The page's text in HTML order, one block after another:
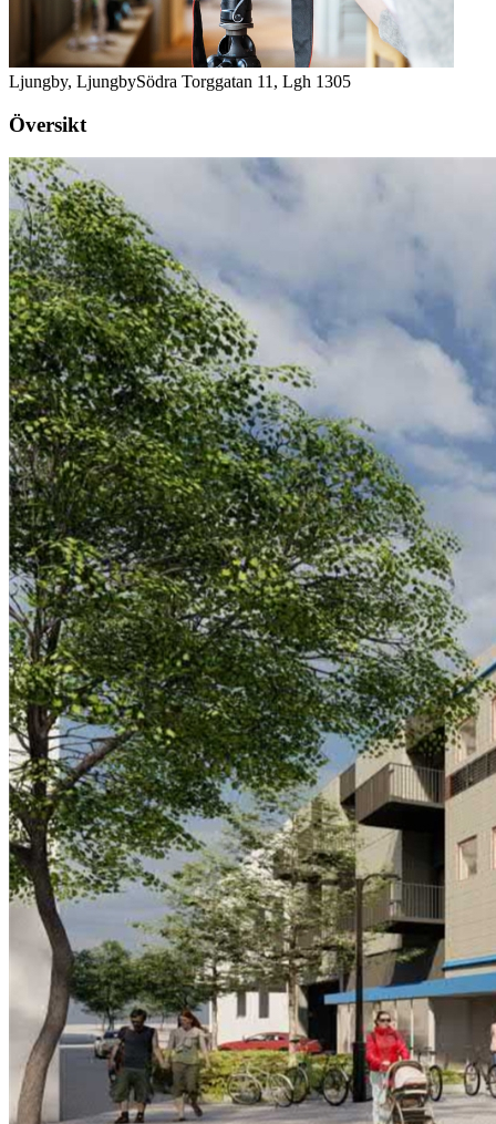
Ljungby, LjungbySödra Torggatan 11, Lgh 1305
Översikt